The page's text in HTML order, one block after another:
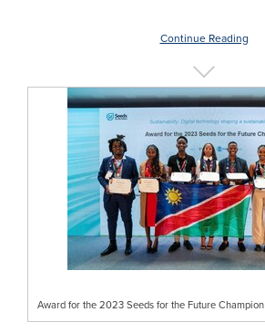
Continue Reading
Award for the 2023 Seeds for the Future Champion